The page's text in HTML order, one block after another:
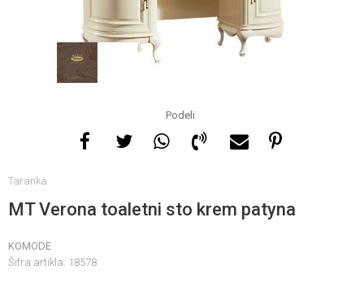
Podeli
Taranka
MT Verona toaletni sto krem patyna
KOMODE
Šifra artikla: 18578
Za više informacija, pomoć
nedelje